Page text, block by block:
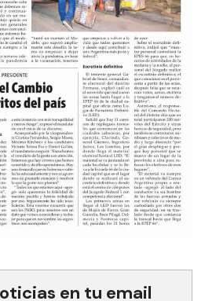
en tu email